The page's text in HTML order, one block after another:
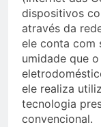
dispositivos
através da
ele conta com
umidade que
ele realiza
tecnologia
convencional.